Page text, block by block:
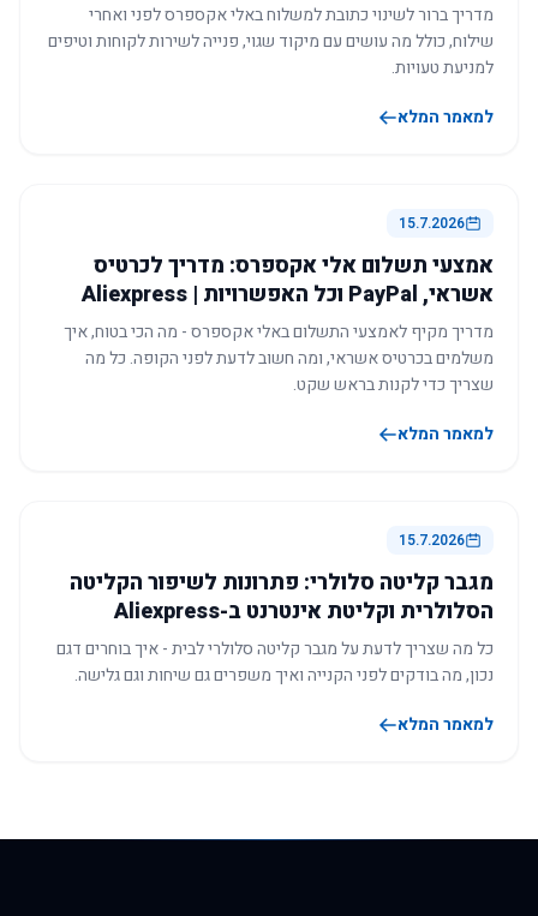
מדריך ברור לשינוי כתובת למשלוח באלי אקספרס לפני ואחרי
שילוח, כולל מה עושים עם מיקוד שגוי, פנייה לשירות לקוחות וטיפים
למניעת טעויות.
למאמר המלא
15.7.2026
אמצעי תשלום אלי אקספרס: מדריך לכרטיס
אשראי, PayPal וכל האפשרויות | Aliexpress
מדריך מקיף לאמצעי התשלום באלי אקספרס - מה הכי בטוח, איך
משלמים בכרטיס אשראי, ומה חשוב לדעת לפני הקופה. כל מה
שצריך כדי לקנות בראש שקט.
למאמר המלא
15.7.2026
מגבר קליטה סלולרי: פתרונות לשיפור הקליטה
הסלולרית וקליטת אינטרנט ב-Aliexpress
כל מה שצריך לדעת על מגבר קליטה סלולרי לבית - איך בוחרים דגם
נכון, מה בודקים לפני הקנייה ואיך משפרים גם שיחות וגם גלישה.
למאמר המלא